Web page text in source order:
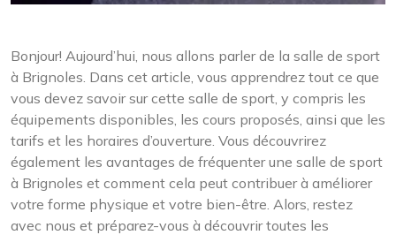
Bonjour! Aujourd’hui, nous allons parler de la salle de sport
à Brignoles. Dans cet article, vous apprendrez tout ce que
vous devez savoir sur cette salle de sport, y compris les
équipements disponibles, les cours proposés, ainsi que les
tarifs et les horaires d’ouverture. Vous découvrirez
également les avantages de fréquenter une salle de sport
à Brignoles et comment cela peut contribuer à améliorer
votre forme physique et votre bien-être. Alors, restez
avec nous et préparez-vous à découvrir toutes les